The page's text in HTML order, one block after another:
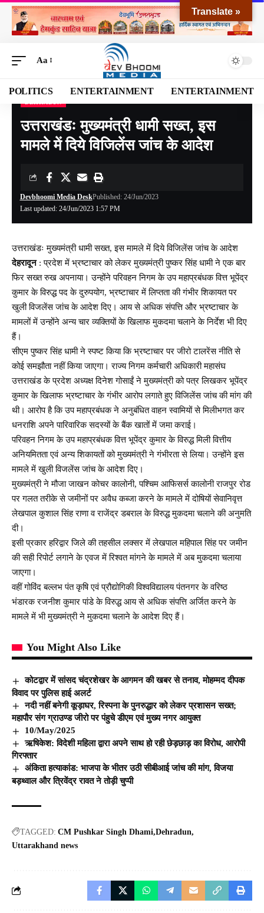
Aa
POLITICS ENTERTAINMENT ENTERTAINMENT
Devbhoomi Media Blog>NATIONAL >UTTARAKHAND >DEHRADUN
उत्तराखंडः मुख्यमंत्री धामी सख्त, इस
मामले में दिये विजिलेंस जांच के आदेश
Last updated: 24/Jun/2023 1:57 PM
Devbhoomi Media DeskPublished: 24/Jun/2023
उत्तराखंडः मुख्यमंत्री धामी सख्त, इस मामले में दिये विजिलेंस जांच के आदेश
देहरादून: प्रदेश में भ्रष्टाचार को लेकर मुख्यमंत्री पुष्कर सिंह धामी ने एक बार
फिर सख्त रुख अपनाया। उन्होंने परिवहन निगम के उप महाप्रबंधक वित्त भूपेंद्र
कुमार के विरुद्ध पद के दुरुपयोग, भ्रष्टाचार में लिप्तता की गंभीर शिकायत पर
खुली विजलेंस जांच के आदेश दिए। आय से अधिक संपत्ति और भ्रष्टाचार के
मामलों में उन्होंने अन्य चार व्यक्तियों के खिलाफ मुकदमा चलाने के निर्देश भी दिए
हैं।
सीएम पुष्कर सिंह धामी ने स्पष्ट किया कि भ्रष्टाचार पर जीरो टालरेंस नीति से
कोई समझौता नहीं किया जाएगा। राज्य निगम कर्मचारी अधिकारी महासंघ
उत्तराखंड के प्रदेश अध्यक्ष दिनेश गोसाईं ने मुख्यमंत्री को पत्र लिखकर भूपेंद्र
कुमार के खिलाफ भ्रष्टाचार के गंभीर आरोप लगाते हुए विजिलेंस जांच की मांग की
थी। आरोप है कि उप महाप्रबंधक ने अनुबंधित वाहन स्वामियों से मिलीभगत कर
धनराशि अपने पारिवारिक सदस्यों के बैंक खातों में जमा कराई।
परिवहन निगम के उप महाप्रबंधक वित्त भूपेंद्र कुमार के विरुद्ध मिली वित्तीय
अनियमितता एवं अन्य शिकायतों को मुख्यमंत्री ने गंभीरता से लिया। उन्होंने इस
मामले में खुली विजलेंस जांच के आदेश दिए।
मुख्यमंत्री ने मौजा जाखन कोचर कालोनी, पश्चिम आफिसर्स कालोनी राजपुर रोड
पर गलत तरीके से जमीनों पर अवैध कब्जा करने के मामले में दोषियों सेवानिवृत्त
लेखपाल कुशाल सिंह राणा व राजेंद्र डबराल के विरुद्ध मुकदमा चलाने की अनुमति
दी।
इसी प्रकार हरिद्वार जिले की तहसील लक्सर में लेखपाल महिपाल सिंह पर जमीन
की सही रिपोर्ट लगाने के एवज में रिश्वत मांगने के मामले में अब मुकदमा चलाया
जाएगा।
वहीं गोविंद बल्लभ पंत कृषि एवं प्रौद्योगिकी विश्वविद्यालय पंतनगर के वरिष्ठ
भंडारक रजनीश कुमार पांडे के विरुद्ध आय से अधिक संपत्ति अर्जित करने के
मामले में भी मुख्यमंत्री ने मुकदमा चलाने के आदेश दिए हैं।
You Might Also Like
कोटद्वार में सांसद चंद्रशेखर के आगमन की खबर से तनाव, मोहम्मद दीपक
विवाद पर पुलिस हाई अलर्ट
नदी नहीं बनेगी कूड़ाघर, रिस्पना के पुनरुद्धार को लेकर प्रशासन सख्त;
महापौर संग ग्राउण्ड जीरो पर पंहुचे डीएम एवं मुख्य नगर आयुक्त
10/May/2025
ऋषिकेश: विदेशी महिला द्वारा अपने साथ हो रही छेड़छाड़ का विरोध, आरोपी
गिरफ्तार
अंकिता हत्याकांड: भाजपा के भीतर उठी सीबीआई जांच की मांग, विजया
बड़थ्वाल और त्रिवेंद्र रावत ने तोड़ी चुप्पी
TAGGED: CM Pushkar Singh Dhami Dehradun
Uttarakhand news
Translate »